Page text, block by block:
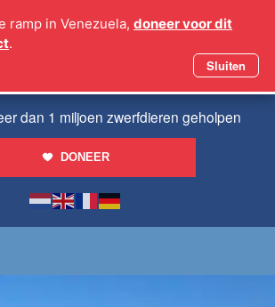
dan 1 miljoen zwerfdieren geholpen
DONEER
ramp in Venezuela, doneer voor dit
.
Sluiten